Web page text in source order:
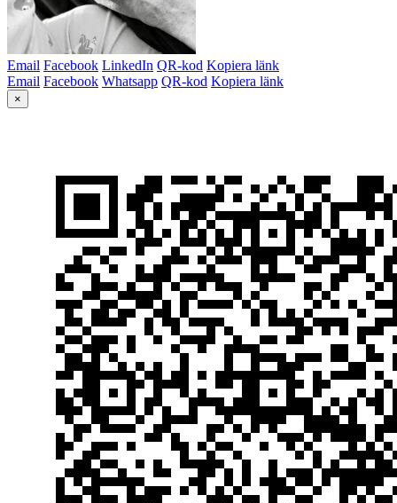
Email Facebook LinkedIn QR-kod Kopiera länk
Email Facebook Whatsapp QR-kod Kopiera länk
×